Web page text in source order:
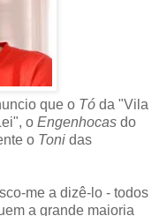
que o Tó da "Vila
o Engenhocas do
o Toni das
me a dizê-lo - todos
a grande maioria